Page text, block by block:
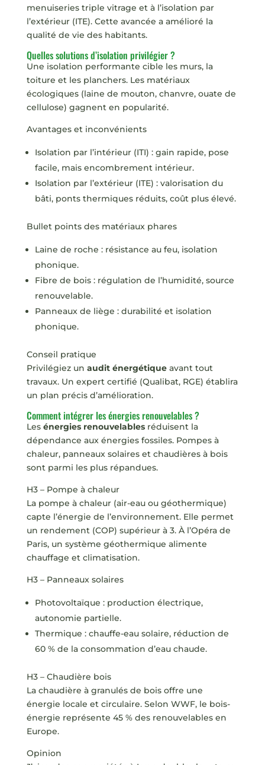
menuiseries triple vitrage et à l’isolation par
l’extérieur (ITE). Cette avancée a amélioré la
qualité de vie des habitants.
Quelles solutions d’isolation privilégier ?
Une isolation performante cible les murs, la
toiture et les planchers. Les matériaux
écologiques (laine de mouton, chanvre, ouate de
cellulose) gagnent en popularité.
Avantages et inconvénients
Isolation par l’intérieur (ITI) : gain rapide, pose
facile, mais encombrement intérieur.
Isolation par l’extérieur (ITE) : valorisation du
bâti, ponts thermiques réduits, coût plus élevé.
Bullet points des matériaux phares
Laine de roche : résistance au feu, isolation
phonique.
Fibre de bois : régulation de l’humidité, source
renouvelable.
Panneaux de liège : durabilité et isolation
phonique.
Conseil pratique
Privilégiez un audit énergétiqueavant tout
travaux. Un expert certifié (Qualibat, RGE) établira
un plan précis d’amélioration.
Comment intégrer les énergies renouvelables ?
Les énergies renouvelablesréduisent la
dépendance aux énergies fossiles. Pompes à
chaleur, panneaux solaires et chaudières à bois
sont parmi les plus répandues.
H3 – Pompe à chaleur
La pompe à chaleur (air-eau ou géothermique)
capte l’énergie de l’environnement. Elle permet
un rendement (COP) supérieur à 3. À l’Opéra de
Paris, un système géothermique alimente
chauffage et climatisation.
H3 – Panneaux solaires
Photovoltaïque : production électrique,
autonomie partielle.
Thermique : chauffe-eau solaire, réduction de
60 % de la consommation d’eau chaude.
H3 – Chaudière bois
La chaudière à granulés de bois offre une
énergie locale et circulaire. Selon WWF, le bois-
énergie représente 45 % des renouvelables en
Europe.
Opinion